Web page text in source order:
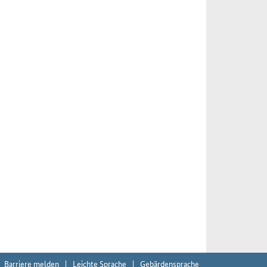
Barriere melden Leichte Sprache Gebärdensprache